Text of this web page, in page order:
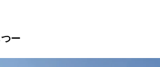
ー